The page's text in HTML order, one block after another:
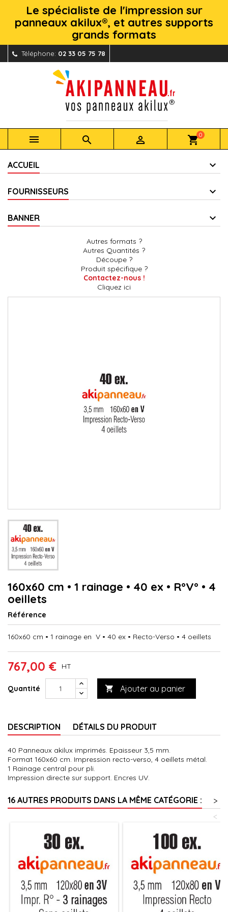
Le spécialiste de l'impression sur
panneaux akilux®, et autres supports
grands formats
Téléphone: 02 33 05 75 78
   shopping_cart0
ACCUEIL
FOURNISSEURS
BANNER
Autres formats ?
Autres Quantités ?
Découpe ?
Produit spécifique ?
Contactez-nous !
Cliquez ici
160x60 cm • 1 rainage • 40 ex • R°V° • 4
oeillets
Référence
160x60 cm • 1 rainage en V • 40 ex • Recto-Verso • 4 oeillets
767,00 € HT
Quantité  Ajouter au panier
DESCRIPTION DÉTAILS DU PRODUIT
40 Panneaux akilux imprimés. Epaisseur 3,5 mm.
Format 160x60 cm. Impression recto-verso, 4 oeillets métal.
1 Rainage central pour pli.
Impression directe sur support. Encres UV.
16 AUTRES PRODUITS DANS LA MÊME CATÉGORIE :
>
<